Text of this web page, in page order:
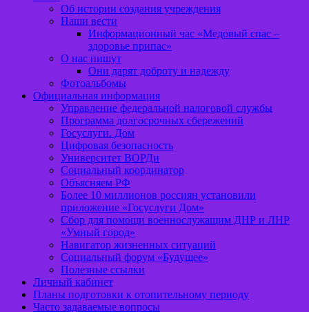
Об истории создания учреждения
Наши вести
Информационный час «Медовый спас –
здоровье припас»
О нас пишут
Они дарят доброту и надежду
Фотоальбомы
Официальная информация
Управление федеральной налоговой службы
Программа долгосрочных сбережений
Госуслуги. Дом
Цифровая безопасность
Университет ВОРДи
Социальный координатор
Объясняем РФ
Более 10 миллионов россиян установили
приложение «Госуслуги Дом»
Сбор для помощи военнослужащим ДНР и ЛНР
«Умный город»
Навигатор жизненных ситуаций
Социальный форум «Будущее»
Полезные ссылки
Личный кабинет
Планы подготовки к отопительному периоду
Часто задаваемые вопросы